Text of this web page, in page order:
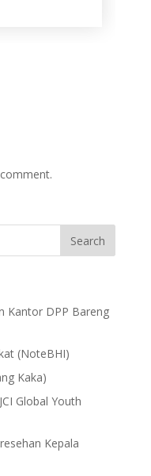
Kantor DPP Bareng
(NoteBHI)
Kaka)
Global Youth
Kepala